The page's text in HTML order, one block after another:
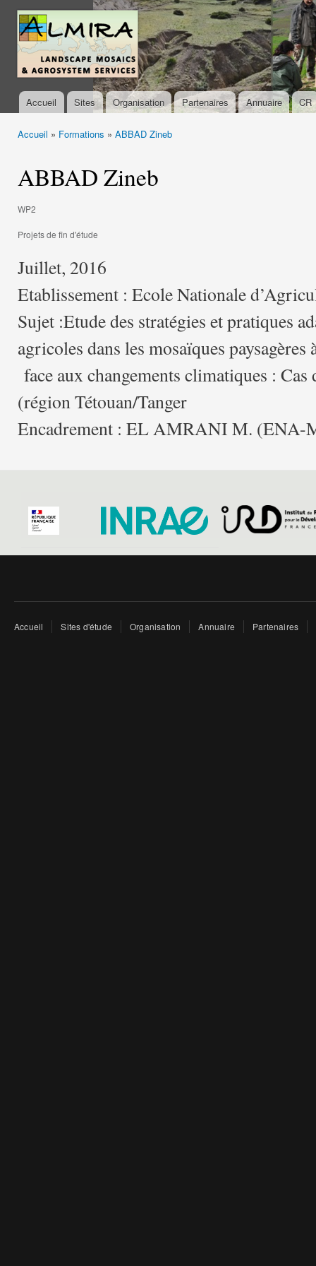
almira-
project.org
Menu principal
Accueil Sites Organisation Partenaires Annuaire CR
Accueil » Formations » ABBAD Zineb
ABBAD Zineb
WP2
Projets de fin d'étude
Juillet, 2016
Etablissement : Ecole Nationale
Sujet :Etude des stratégies et pratiques
agricoles dans les mosaïques
face aux changements climatiques :
(région Tétouan/Tanger
Encadrement : EL AMRANI M. (ENA-
Accueil Sites d'étude Organisation Annuaire Partenaires